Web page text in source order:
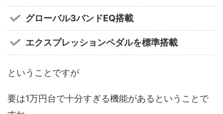
グローバル3バンドEQ搭載
エクスプレッションペダルを標準搭載
ということですが
要は1万円台で十分すぎる機能があるということで